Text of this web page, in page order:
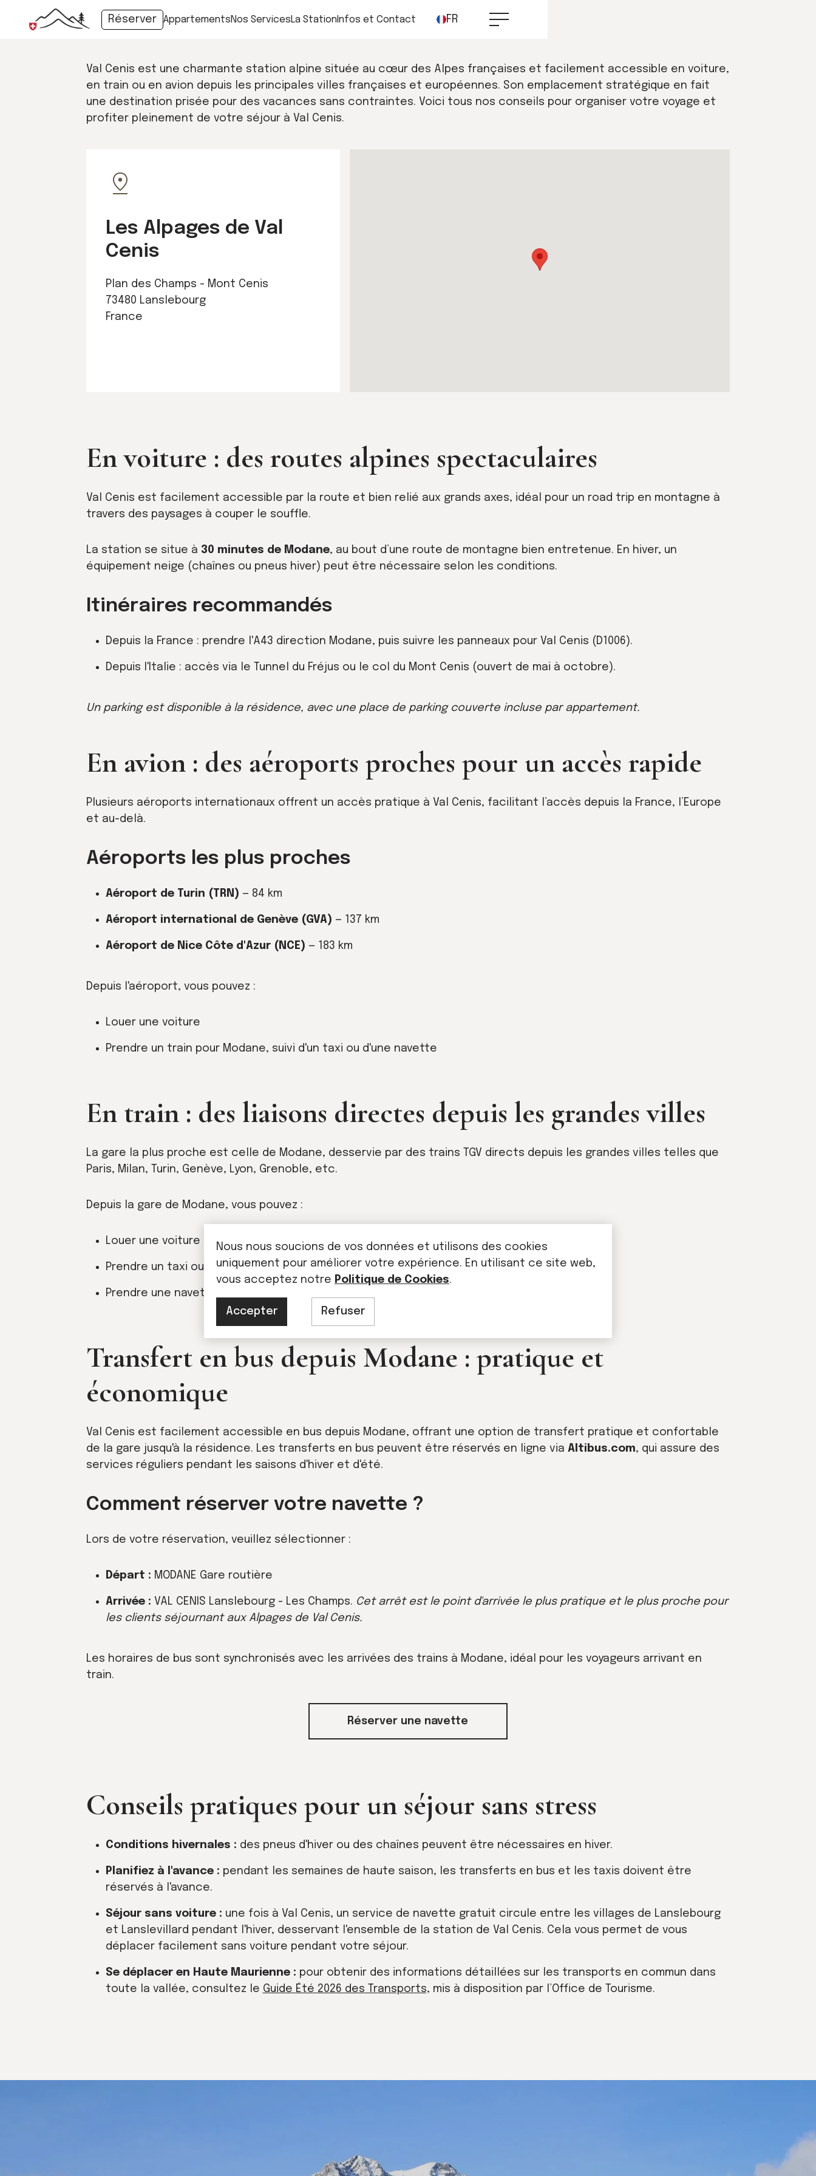
FR
Réserver AppartementsNos ServicesLa Station Infos et Contact
Val Cenis est une charmante station alpine située au cœur des Alpes françaises et facilement accessible en voiture,
en train ou en avion depuis les principales villes françaises et européennes. Son emplacement stratégique en fait
une destination prisée pour des vacances sans contraintes. Voici tous nos conseils pour organiser votre voyage et
profiter pleinement de votre séjour à Val Cenis.
Les Alpages de Val
Cenis
Plan des Champs - Mont Cenis
73480 Lanslebourg
France
En voiture : des routes alpines spectaculaires
Val Cenis est facilement accessible par la route et bien relié aux grands axes, idéal pour un road trip en montagne à
travers des paysages à couper le souffle.
La station se situe à 30 minutes de Modane, au bout d’une route de montagne bien entretenue. En hiver, un
équipement neige (chaînes ou pneus hiver) peut être nécessaire selon les conditions.
Itinéraires recommandés
Depuis la France : prendre l'A43 direction Modane, puis suivre les panneaux pour Val Cenis (D1006).
Depuis l'Italie : accès via le Tunnel du Fréjus ou le col du Mont Cenis (ouvert de mai à octobre).
Un parking est disponible à la résidence, avec une place de parking couverte incluse par appartement.
En avion : des aéroports proches pour un accès rapide
Plusieurs aéroports internationaux offrent un accès pratique à Val Cenis, facilitant l’accès depuis la France, l’Europe
et au-delà.
Aéroports les plus proches
Aéroport de Turin (TRN) — 84 km
Aéroport international de Genève (GVA) — 137 km
Aéroport de Nice Côte d'Azur (NCE) — 183 km
Depuis l'aéroport, vous pouvez :
Louer une voiture
Prendre un train pour Modane, suivi d'un taxi ou d'une navette
En train : des liaisons directes depuis les grandes villes
La gare la plus proche est celle de Modane, desservie par des trains TGV directs depuis les grandes villes telles que
Paris, Milan, Turin, Genève, Lyon, Grenoble, etc.
Depuis la gare de Modane, vous pouvez :
Louer une voiture
Prendre un taxi ou un transfert privé (environ 30 minutes)
Prendre une navette en bus pour Val Cenis été comme hiver
Transfert en bus depuis Modane : pratique et
économique
Val Cenis est facilement accessible en bus depuis Modane, offrant une option de transfert pratique et confortable
de la gare jusqu'à la résidence. Les transferts en bus peuvent être réservés en ligne via Altibus.com, qui assure des
services réguliers pendant les saisons d'hiver et d'été.
Comment réserver votre navette ?
Lors de votre réservation, veuillez sélectionner :
Départ : MODANE Gare routière
Arrivée : VAL CENIS Lanslebourg - Les Champs. Cet arrêt est le point d'arrivée le plus pratique et le plus proche pour
les clients séjournant aux Alpages de Val Cenis.
Les horaires de bus sont synchronisés avec les arrivées des trains à Modane, idéal pour les voyageurs arrivant en
train.
Réserver une navette
Conseils pratiques pour un séjour sans stress
Conditions hivernales : des pneus d'hiver ou des chaînes peuvent être nécessaires en hiver.
Planifiez à l'avance : pendant les semaines de haute saison, les transferts en bus et les taxis doivent être
réservés à l'avance.
Séjour sans voiture : une fois à Val Cenis, un service de navette gratuit circule entre les villages de Lanslebourg
et Lanslevillard pendant l'hiver, desservant l'ensemble de la station de Val Cenis. Cela vous permet de vous
déplacer facilement sans voiture pendant votre séjour.
Se déplacer en Haute Maurienne : pour obtenir des informations détaillées sur les transports en commun dans
toute la vallée, consultez le Guide Été 2026 des Transports, mis à disposition par l’Office de Tourisme.
Nous nous soucions de vos données et utilisons des cookies
uniquement pour améliorer votre expérience. En utilisant ce site web,
vous acceptez notre Politique de Cookies.
Accepter Refuser